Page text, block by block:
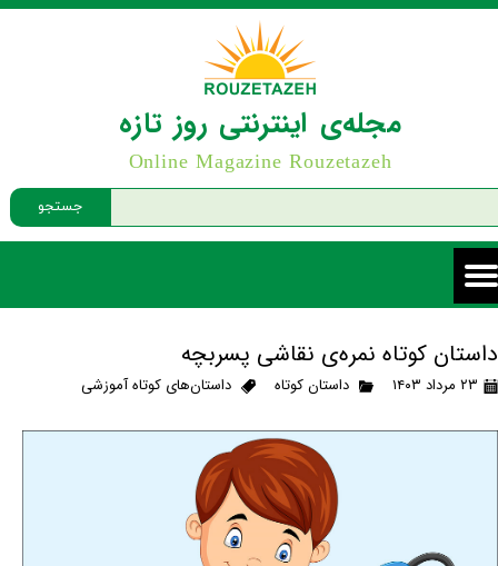
جستجو
مجله‌ی اینترنتی روز تازه
Online Magazine Rouzetazeh
داستان کوتاه نمره‌ی نقاشی پسربچه
۲۳ مرداد ۱۴۰۳ داستان کوتاه داستان‌های کوتاه آموزشی